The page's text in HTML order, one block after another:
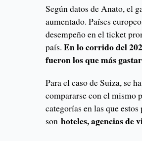
Según datos de Anato, el
aumentado. Países
desempeño en el ticket
país. En lo corrido del
fueron los que más
Para el caso de Suiza, se
compararse con el mismo
categorías en las que
sonhoteles, agencias de